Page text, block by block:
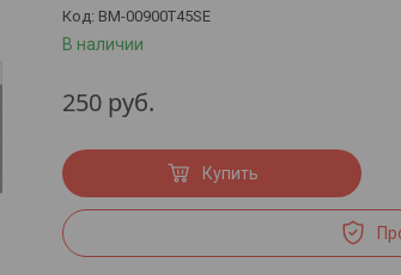
BM-00900T45SE
В наличии
250 руб.
Купить